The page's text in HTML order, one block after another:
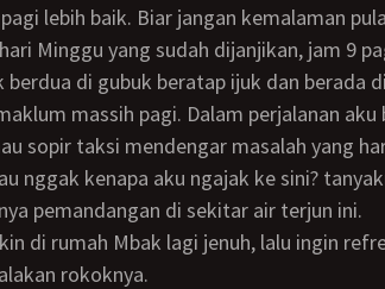
pagi lebih baik. Biar jangan kemalaman
berdua di gubuk beratap ijuk dan berada
massih pagi. Dalam perjalanan
sopir taksi mendengar masalah yang
pemandangan di sekitar air terjun ini.
rokoknya.